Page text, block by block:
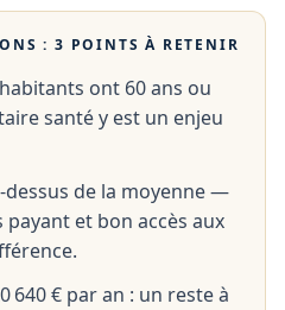
: 3 POINTS À RETENIR
ont 60 ans ou
santé y est un enjeu
dessus de la moyenne —
et bon accès aux
640 € par an : un reste à